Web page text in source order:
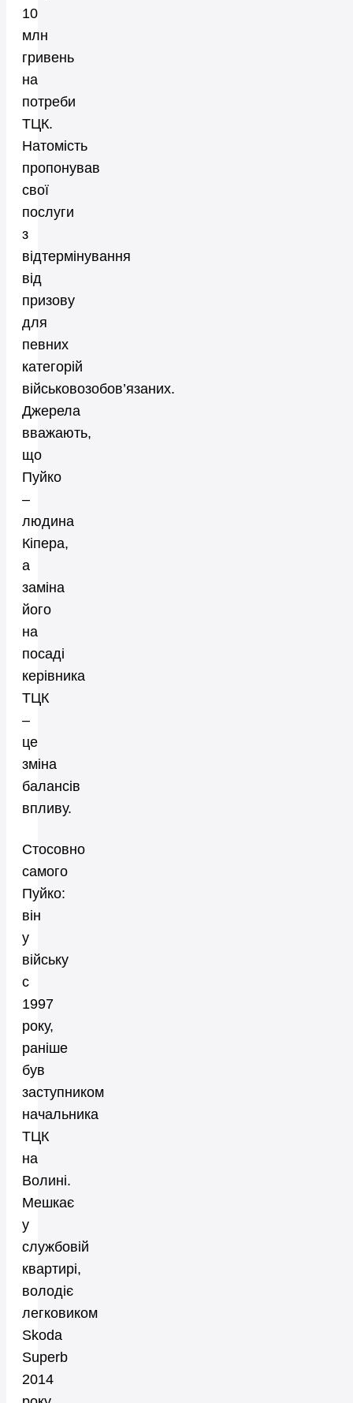
10
млн
гривень
на
потреби
ТЦК.
Натомість
пропонував
свої
послуги
з
відтермінування
від
призову
для
певних
категорій
військовозобов’язаних.
Джерела
вважають,
що
Пуйко
–
людина
Кіпера,
а
заміна
його
на
посаді
керівника
ТЦК
–
це
зміна
балансів
впливу.
Стосовно
самого
Пуйко:
він
у
війську
с
1997
року,
раніше
був
заступником
начальника
ТЦК
на
Волині.
Мешкає
у
службовій
квартирі,
володіє
легковиком
Skoda
Superb
2014